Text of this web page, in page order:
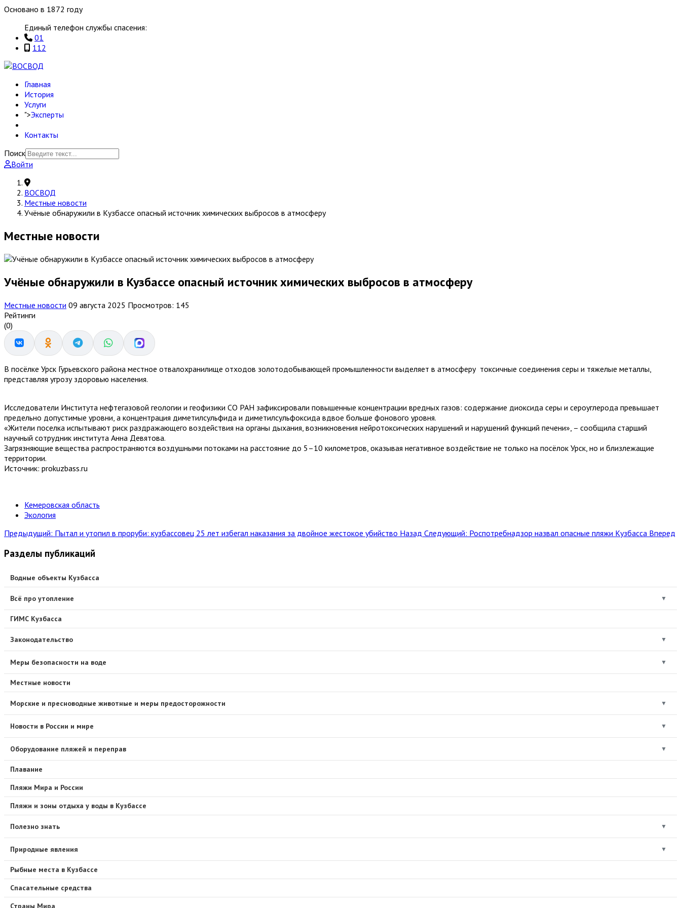
Основано в 1872 году
Единый телефон службы спасения:
01
112
Главная
История
Услуги
">Эксперты
Контакты
Поиск
Войти
ВОСВОД
Местные новости
Учёные обнаружили в Кузбассе опасный источник химических выбросов в атмосферу
Местные новости
Учёные обнаружили в Кузбассе опасный источник химических выбросов в атмосферу
Местные новости 09 августа 2025 Просмотров: 145
Рейтинги
(0)
В посёлке Урск Гурьевского района местное отвалохранилище отходов золотодобывающей промышленности выделяет в атмосферу токсичные соединения серы и тяжелые металлы,
представляя угрозу здоровью населения.
Исследователи Института нефтегазовой геологии и геофизики СО РАН зафиксировали повышенные концентрации вредных газов: содержание диоксида серы и сероуглерода превышает
предельно допустимые уровни, а концентрация диметилсульфида и диметилсульфоксида вдвое больше фонового уровня.
«Жители поселка испытывают риск раздражающего воздействия на органы дыхания, возникновения нейротоксических нарушений и нарушений функций печени», – сообщила старший
научный сотрудник института Анна Девятова.
Загрязняющие вещества распространяются воздушными потоками на расстояние до 5–10 километров, оказывая негативное воздействие не только на посёлок Урск, но и близлежащие
территории.
Источник: prokuzbass.ru
Кемеровская область
Экология
Предыдущий: Пытал и утопил в проруби: кузбассовец 25 лет избегал наказания за двойное жестокое убийство Назад Следующий: Роспотребнадзор назвал опасные пляжи Кузбасса Вперед
Разделы публикаций
Водные объекты Кузбасса
Всё про утопление ▼
ГИМС Кузбасса
Законодательство ▼
Меры безопасности на воде ▼
Местные новости
Морские и пресноводные животные и меры предосторожности ▼
Новости в России и мире ▼
Оборудование пляжей и переправ ▼
Плавание
Пляжи Мира и России
Пляжи и зоны отдыха у воды в Кузбассе
Полезно знать ▼
Природные явления ▼
Рыбные места в Кузбассе
Спасательные средства
Страны Мира